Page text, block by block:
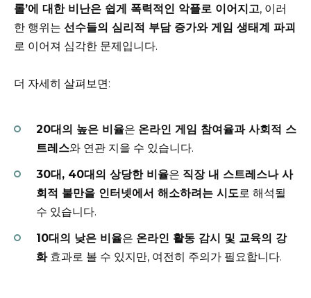
롤’에 대한 비난은 쉽게 폭력적인 악플로 이어지고, 이러
한 행위는 선수들의 심리적 부담 증가와 게임 생태계 파괴
로 이어져 심각한 문제입니다.
더 자세히 살펴보면:
20대의 높은 비율은 온라인 게임 참여율과 사회적 스
트레스와 연관 지을 수 있습니다.
30대, 40대의 상당한 비율은 직장 내 스트레스나 사
회적 불만을 인터넷에서 해소하려는 시도로 해석될
수 있습니다.
10대의 낮은 비율은 온라인 활동 감시 및 교육의 강
화효과로 볼 수 있지만, 여전히 주의가 필요합니다.